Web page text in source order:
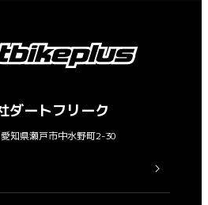
ダートフリーク
知県瀬戸市中水野町2-30